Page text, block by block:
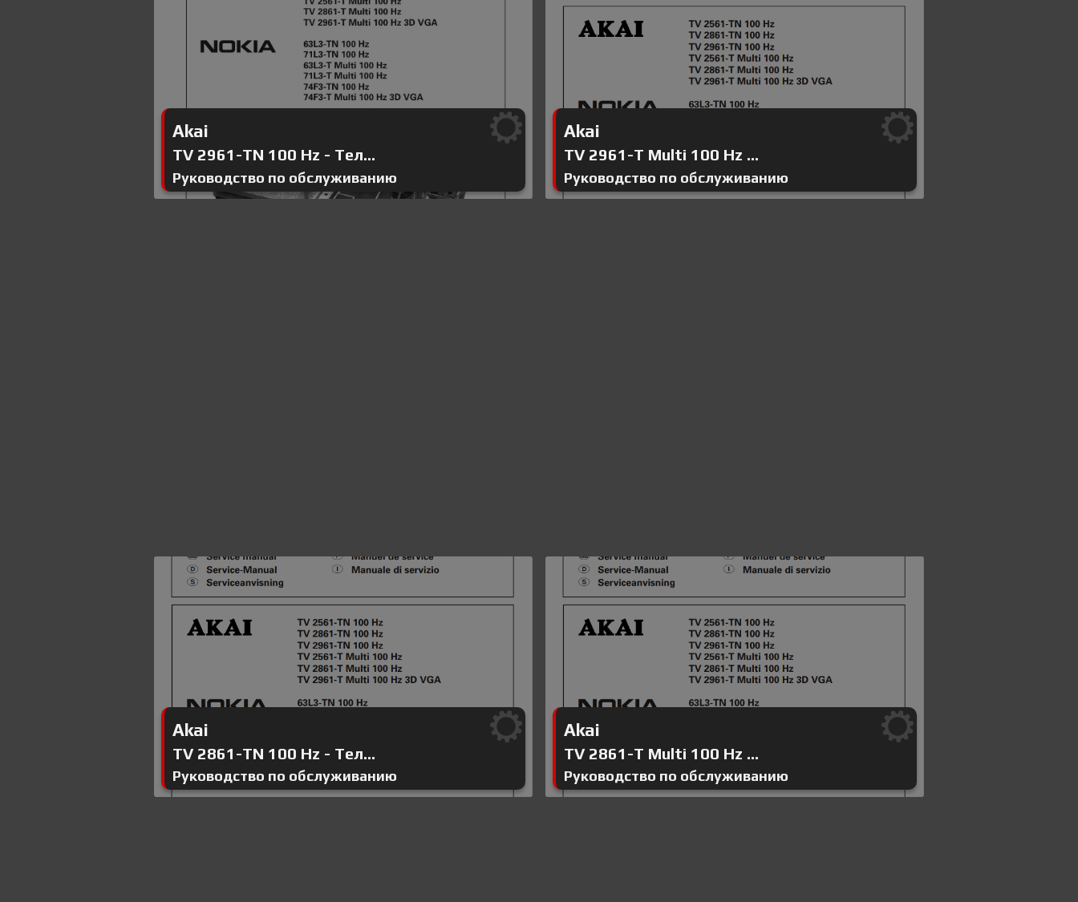
Akai
TV 2961-TN 100 Hz - Тел...
Руководство по обслуживанию
Akai
TV 2961-T Multi 100 Hz ...
Руководство по обслуживанию
Akai
TV 2861-TN 100 Hz - Тел...
Руководство по обслуживанию
Akai
TV 2861-T Multi 100 Hz ...
Руководство по обслуживанию